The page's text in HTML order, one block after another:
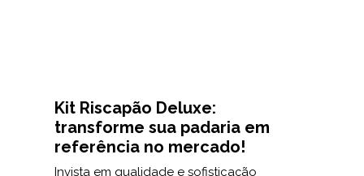
Kit Riscapão Deluxe:
transforme sua padaria em
referência no mercado!
Invista em qualidade e sofisticação